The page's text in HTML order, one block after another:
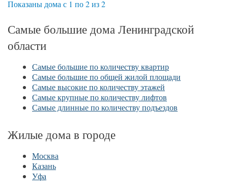
Показаны дома с 1 по 2 из 2
Самые большие дома Ленинградской
области
Самые большие по количеству квартир
Самые большие по общей жилой площади
Самые высокие по количеству этажей
Самые крупные по количеству лифтов
Самые длинные по количеству подъездов
Жилые дома в городе
Москва
Казань
Уфа